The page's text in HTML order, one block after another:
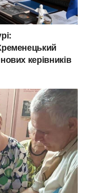
керівників